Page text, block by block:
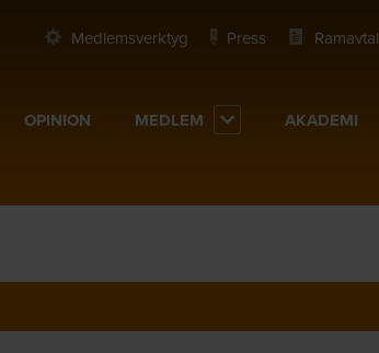
Medlemsverktyg Press Ramavtal
OPINION MEDLEM AKADEMI